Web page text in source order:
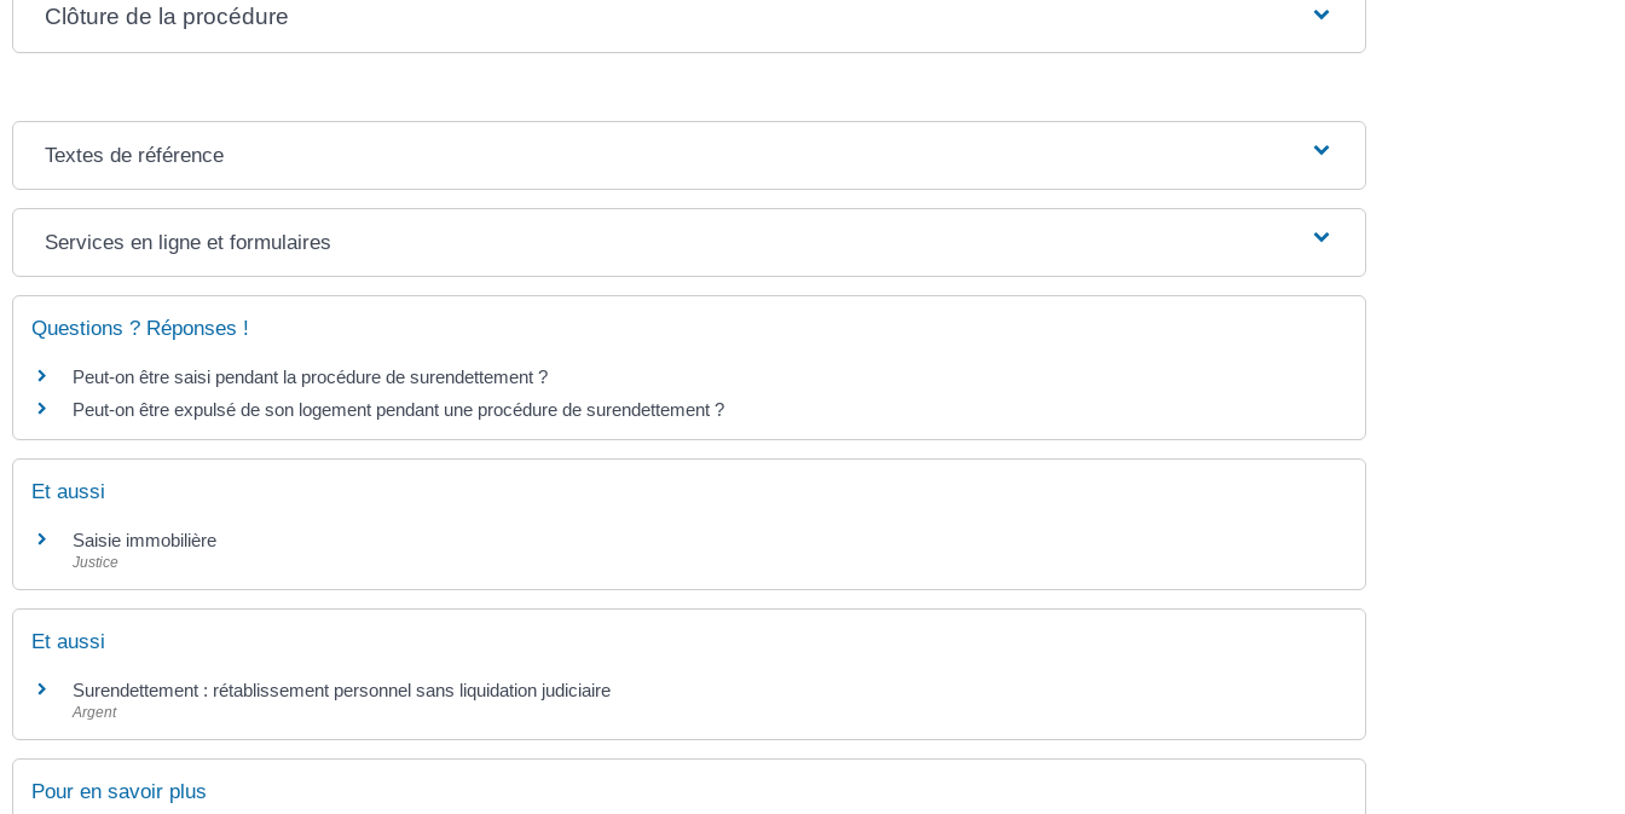
Clôture de la procédure
Textes de référence
Services en ligne et formulaires
Questions ? Réponses !
Peut-on être saisi pendant la procédure de surendettement ?
Peut-on être expulsé de son logement pendant une procédure de surendettement ?
Et aussi
Saisie immobilière
Justice
Et aussi
Surendettement : rétablissement personnel sans liquidation judiciaire
Argent
Pour en savoir plus